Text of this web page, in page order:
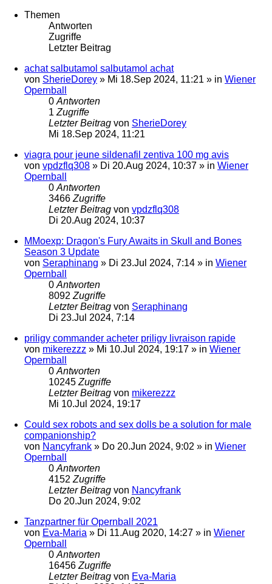
Themen
Antworten
Zugriffe
Letzter Beitrag
achat salbutamol salbutamol achat
von SherieDorey » Mi 18.Sep 2024, 11:21 » in Wiener
Opernball
0 Antworten
1 Zugriffe
Letzter Beitrag von SherieDorey
Mi 18.Sep 2024, 11:21
viagra pour jeune sildenafil zentiva 100 mg avis
von vpdzflq308 » Di 20.Aug 2024, 10:37 » in Wiener
Opernball
0 Antworten
3466 Zugriffe
Letzter Beitrag von vpdzflq308
Di 20.Aug 2024, 10:37
MMoexp: Dragon's Fury Awaits in Skull and Bones
Season 3 Update
von Seraphinang » Di 23.Jul 2024, 7:14 » in Wiener
Opernball
0 Antworten
8092 Zugriffe
Letzter Beitrag von Seraphinang
Di 23.Jul 2024, 7:14
priligy commander acheter priligy livraison rapide
von mikerezzz » Mi 10.Jul 2024, 19:17 » in Wiener
Opernball
0 Antworten
10245 Zugriffe
Letzter Beitrag von mikerezzz
Mi 10.Jul 2024, 19:17
Could sex robots and sex dolls be a solution for male
companionship?
von Nancyfrank » Do 20.Jun 2024, 9:02 » in Wiener
Opernball
0 Antworten
4152 Zugriffe
Letzter Beitrag von Nancyfrank
Do 20.Jun 2024, 9:02
Tanzpartner für Opernball 2021
von Eva-Maria » Di 11.Aug 2020, 14:27 » in Wiener
Opernball
0 Antworten
16456 Zugriffe
Letzter Beitrag von Eva-Maria